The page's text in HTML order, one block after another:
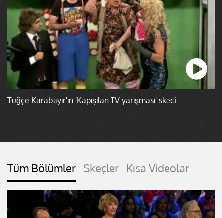
Tuğçe Karabayır'ın 'Kapışılan TV yarışması' skeci
Tüm Bölümler Skeçler Kısa Videolar